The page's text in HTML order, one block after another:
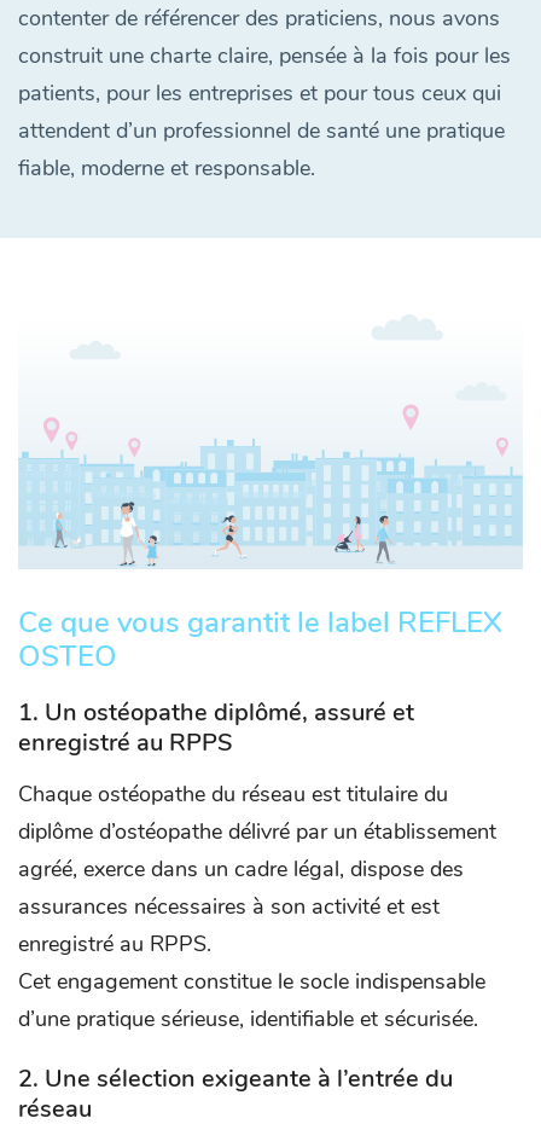
contenter de référencer des praticiens, nous avons
construit une charte claire, pensée à la fois pour les
patients, pour les entreprises et pour tous ceux qui
attendent d’un professionnel de santé une pratique
fiable, moderne et responsable.
Ce que vous garantit le label REFLEX
OSTEO
1. Un ostéopathe diplômé, assuré et
enregistré au RPPS
Chaque ostéopathe du réseau est titulaire du
diplôme d’ostéopathe délivré par un établissement
agréé, exerce dans un cadre légal, dispose des
assurances nécessaires à son activité et est
enregistré au RPPS.
Cet engagement constitue le socle indispensable
d’une pratique sérieuse, identifiable et sécurisée.
2. Une sélection exigeante à l’entrée du
réseau